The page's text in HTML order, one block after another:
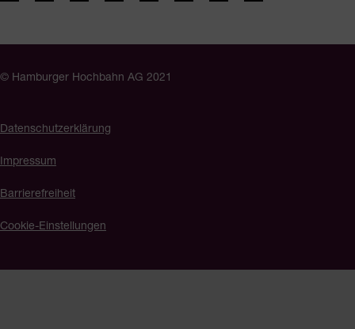
© Hamburger Hochbahn AG 2021
Datenschutzerklärung
Impressum
Barrierefreiheit
Cookie-Einstellungen